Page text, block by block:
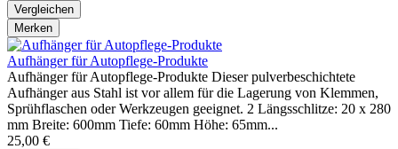
Vergleichen
Merken
Aufhänger für Autopflege-Produkte
Aufhänger für Autopflege-Produkte Dieser pulverbeschichtete
Aufhänger aus Stahl ist vor allem für die Lagerung von Klemmen,
Sprühflaschen oder Werkzeugen geeignet. 2 Längsschlitze: 20 x 280
mm Breite: 600mm Tiefe: 60mm Höhe: 65mm...
25,00 €